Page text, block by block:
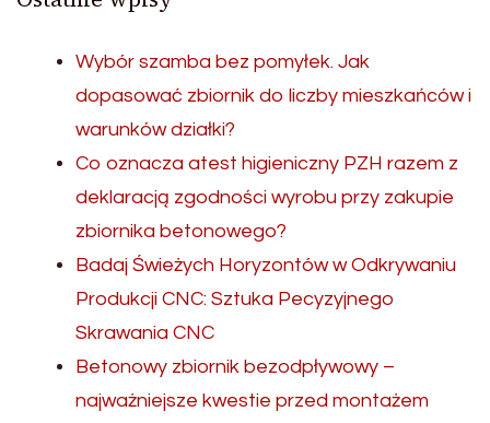
Wybór szamba bez pomyłek. Jak
dopasować zbiornik do liczby mieszkańców i
warunków działki?
Co oznacza atest higieniczny PZH razem z
deklaracją zgodności wyrobu przy zakupie
zbiornika betonowego?
Badaj Świeżych Horyzontów w Odkrywaniu
Produkcji CNC: Sztuka Pecyzyjnego
Skrawania CNC
Betonowy zbiornik bezodpływowy –
najważniejsze kwestie przed montażem